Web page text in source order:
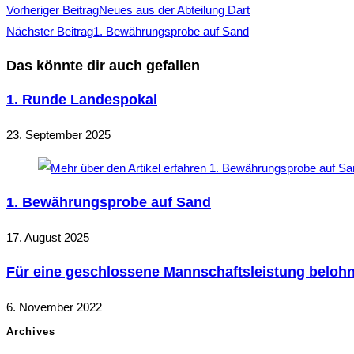
Vorheriger BeitragNeues aus der Abteilung Dart
Nächster Beitrag1. Bewährungsprobe auf Sand
Das könnte dir auch gefallen
1. Runde Landespokal
23. September 2025
1. Bewährungsprobe auf Sand
17. August 2025
Für eine geschlossene Mannschaftsleistung
6. November 2022
Archives